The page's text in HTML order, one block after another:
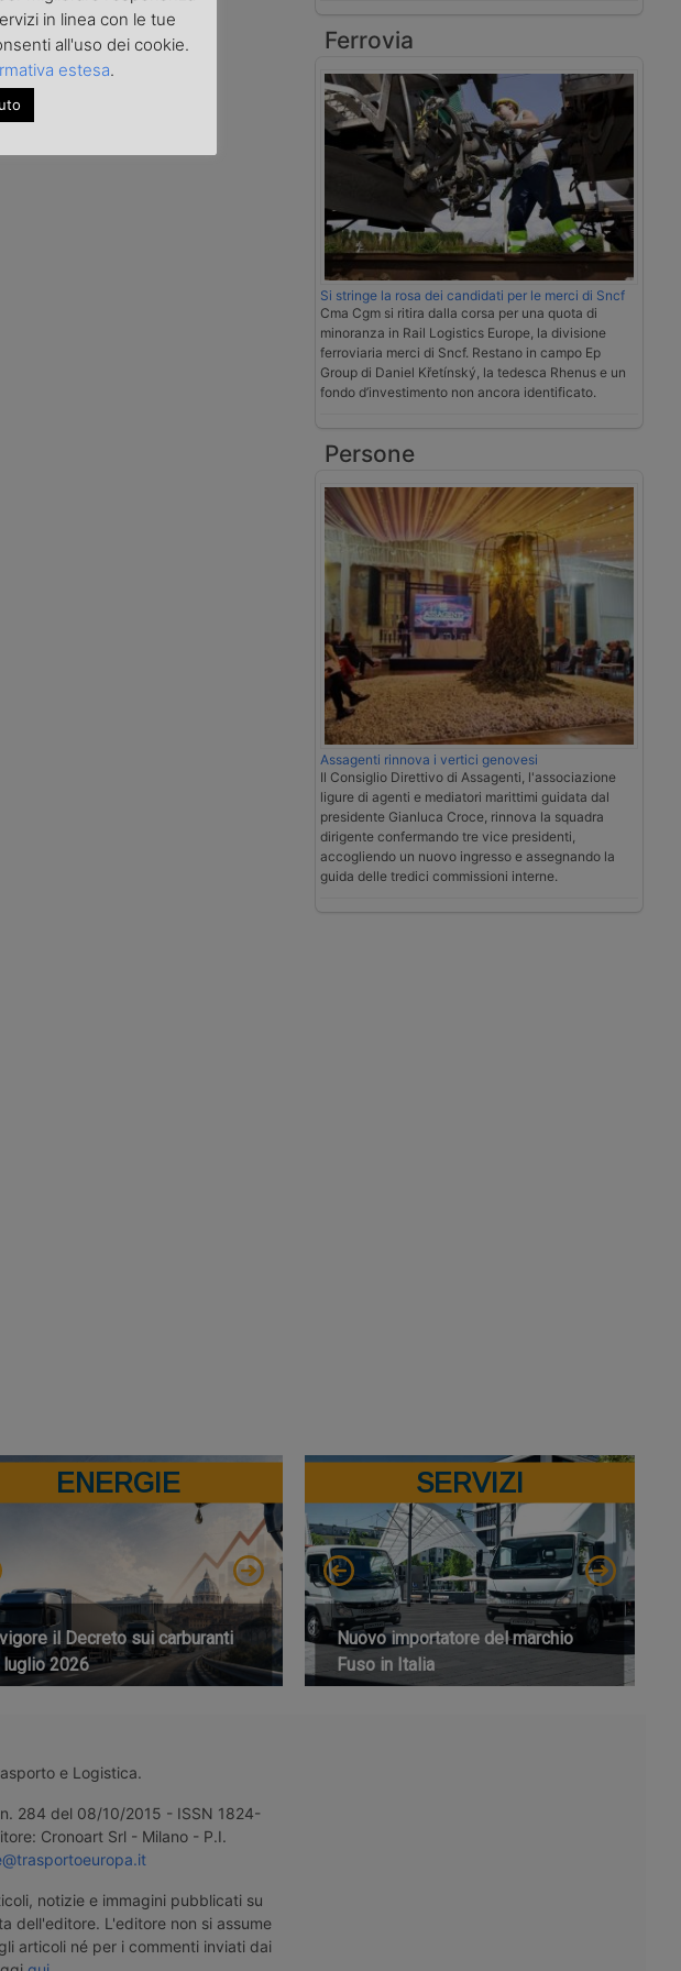
Ferrovia
Si stringe la rosa dei candidati per le merci di Sncf
Cma Cgm si ritira dalla corsa per una quota di
minoranza in Rail Logistics Europe, la divisione
ferroviaria merci di Sncf. Restano in campo Ep
Group di Daniel Křetínský, la tedesca Rhenus e un
fondo d’investimento non ancora identificato.
Persone
Assagenti rinnova i vertici genovesi
Il Consiglio Direttivo di Assagenti, l'associazione
ligure di agenti e mediatori marittimi guidata dal
presidente Gianluca Croce, rinnova la squadra
dirigente confermando tre vice presidenti,
accogliendo un nuovo ingresso e assegnando la
guida delle tredici commissioni interne.
ENERGIE
il Decreto sui carburanti
luglio 2026
SERVIZI
Nuovo importatore del marchio
Fuso in Italia
e Logistica.
284 del 08/10/2015 - ISSN 1824-
Cronoart Srl - Milano - P.I.
notizie e immagini pubblicati su
dell'editore. L'editore non si assume
articoli né per i commenti inviati dai
in linea con le tue
all'uso dei cookie.
estesa.